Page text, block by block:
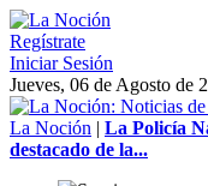
Regístrate
Iniciar Sesión
Jueves, 06 de Agosto de
La Noción | La Policía
destacado de la...